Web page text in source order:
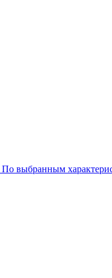
По выбранным